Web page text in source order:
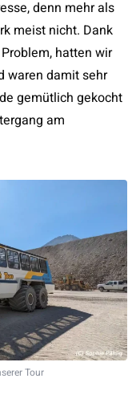
denn mehr als
meist nicht. Dank
hatten wir
waren damit sehr
gemütlich gekocht
am
Tour